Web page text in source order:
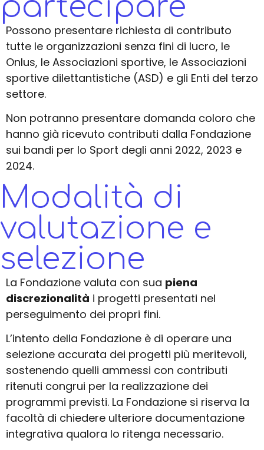
partecipare
Possono presentare richiesta di contributo
tutte le organizzazioni senza fini di lucro, le
Onlus, le Associazioni sportive, le Associazioni
sportive dilettantistiche (ASD) e gli Enti del terzo
settore.
Non potranno presentare domanda coloro che
hanno già ricevuto contributi dalla Fondazione
sui bandi per lo Sport degli anni 2022, 2023 e
2024.
Modalità di
valutazione e
selezione
La Fondazione valuta con sua piena
discrezionalità i progetti presentati nel
perseguimento dei propri fini.
L’intento della Fondazione è di operare una
selezione accurata dei progetti più meritevoli,
sostenendo quelli ammessi con contributi
ritenuti congrui per la realizzazione dei
programmi previsti. La Fondazione si riserva la
facoltà di chiedere ulteriore documentazione
integrativa qualora lo ritenga necessario.